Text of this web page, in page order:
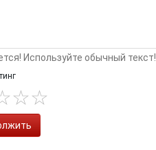
Используйте обычный текст!